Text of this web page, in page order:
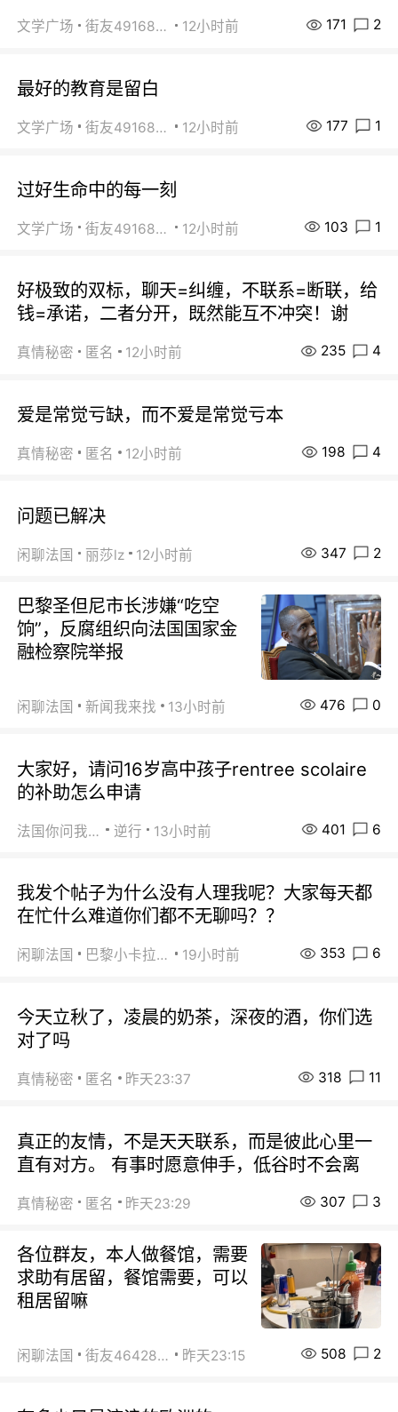
文学广场 街友49168527 12小时前 171 2
最好的教育是留白
文学广场 街友49168527 12小时前 177 1
过好生命中的每一刻
文学广场 街友49168527 12小时前 103 1
好极致的双标，聊天=纠缠，不联系=断联，给
钱=承诺，二者分开，既然能互不冲突！谢
真情秘密 匿名 12小时前 235 4
爱是常觉亏缺，而不爱是常觉亏本
真情秘密 匿名 12小时前 198 4
问题已解决
闲聊法国 丽莎lz 12小时前 347 2
巴黎圣但尼市长涉嫌“吃空
饷”，反腐组织向法国国家金
融检察院举报
闲聊法国 新闻我来找 13小时前 476 0
大家好，请问16岁高中孩子rentree scolaire
的补助怎么申请
法国你问我答 逆行 13小时前 401 6
我发个帖子为什么没有人理我呢？大家每天都
在忙什么难道你们都不无聊吗？？
闲聊法国 巴黎小卡拉咪 19小时前 353 6
今天立秋了，凌晨的奶茶，深夜的酒，你们选
对了吗
真情秘密 匿名 昨天23:37 318 11
真正的友情，不是天天联系，而是彼此心里一
直有对方。 有事时愿意伸手，低谷时不会离
真情秘密 匿名 昨天23:29 307 3
各位群友，本人做餐馆，需要
求助有居留，餐馆需要，可以
租居留嘛
闲聊法国 街友46428878 昨天23:15 508 2